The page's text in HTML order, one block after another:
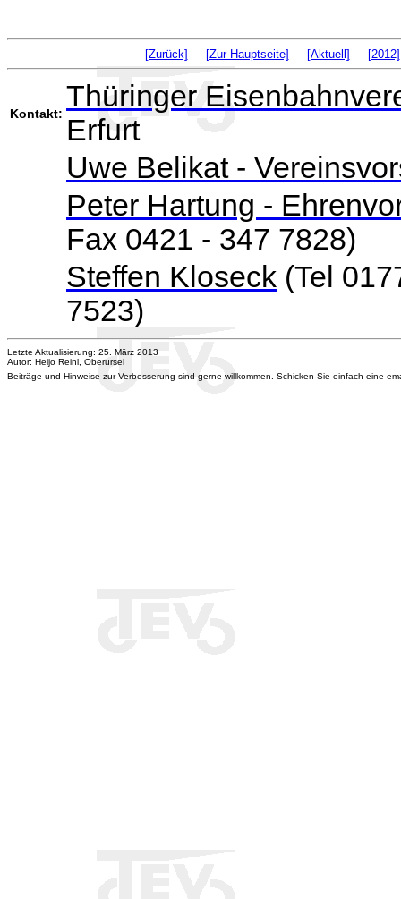
[Zurück] [Zur Hauptseite] [Aktuell] [2012]
Kontakt:
Thüringer
Erfurt
Uwe Belikat -
Peter Hartung -
Fax 0421 - 347 7828)
Steffen Kloseck (Tel
7523)
Letzte Aktualisierung: 25. März 2013
Autor: Heijo Reinl, Oberursel
Beiträge und Hinweise zur Verbesserung sind gerne willkommen. Schicken Sie einfach eine